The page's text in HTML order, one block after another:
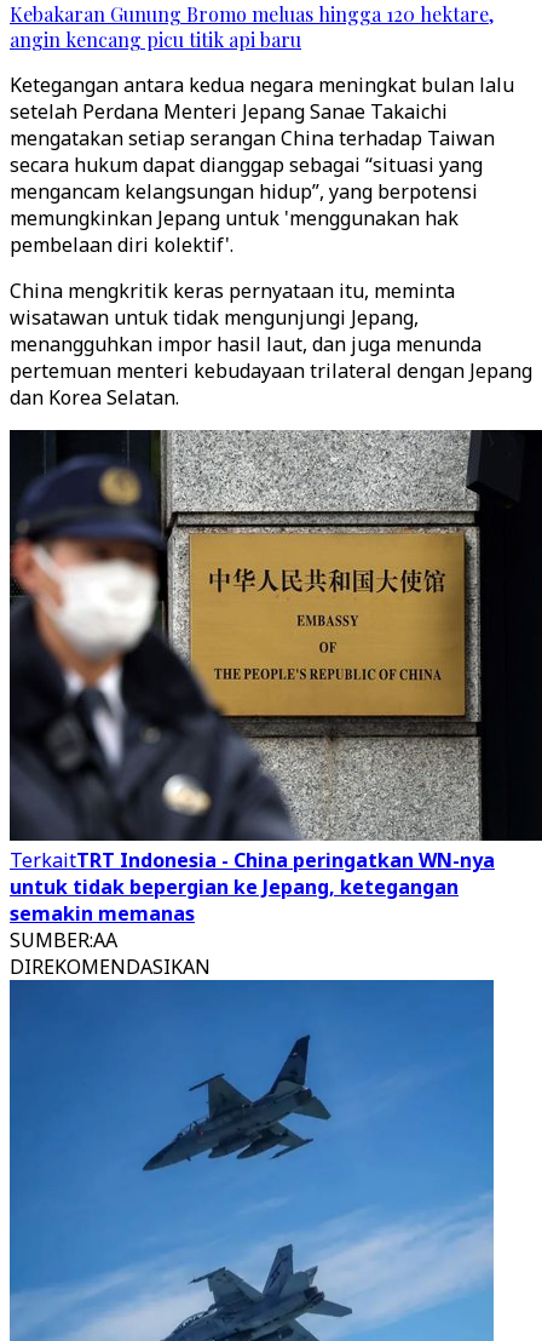
Kebakaran Gunung Bromo meluas hingga 120 hektare,
angin kencang picu titik api baru
Ketegangan antara kedua negara meningkat bulan lalu
setelah Perdana Menteri Jepang Sanae Takaichi
mengatakan setiap serangan China terhadap Taiwan
secara hukum dapat dianggap sebagai “situasi yang
mengancam kelangsungan hidup”, yang berpotensi
memungkinkan Jepang untuk 'menggunakan hak
pembelaan diri kolektif'.
China mengkritik keras pernyataan itu, meminta
wisatawan untuk tidak mengunjungi Jepang,
menangguhkan impor hasil laut, dan juga menunda
pertemuan menteri kebudayaan trilateral dengan Jepang
dan Korea Selatan.
TerkaitTRT Indonesia - China peringatkan WN-nya
untuk tidak bepergian ke Jepang, ketegangan
semakin memanas
SUMBER:AA
DIREKOMENDASIKAN